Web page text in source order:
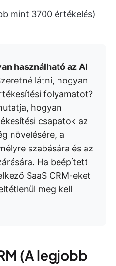
mint 3700 értékelés)
használható az AI
látni, hogyan
folyamatot?
hogyan
csapatok az
növelésére, a
szabására és az
Ha beépített
SaaS CRM-eket
meg kell
(A legjobb